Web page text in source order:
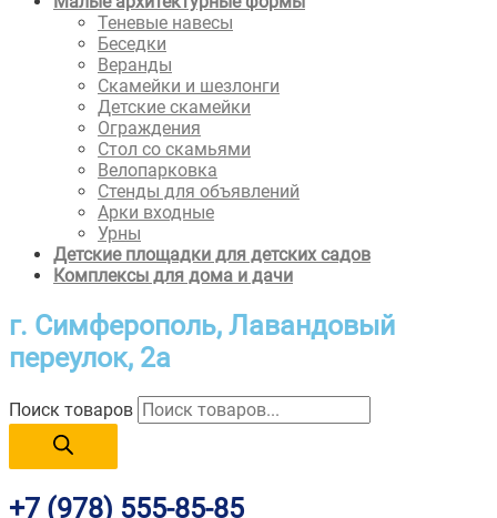
Теневые навесы
Беседки
Веранды
Скамейки и шезлонги
Детские скамейки
Ограждения
Стол со скамьями
Велопарковка
Стенды для объявлений
Арки входные
Урны
Детские площадки для детских садов
Комплексы для дома и дачи
г. Симферополь, Лавандовый
переулок, 2а
Поиск товаров
+7 (978) 555-85-85